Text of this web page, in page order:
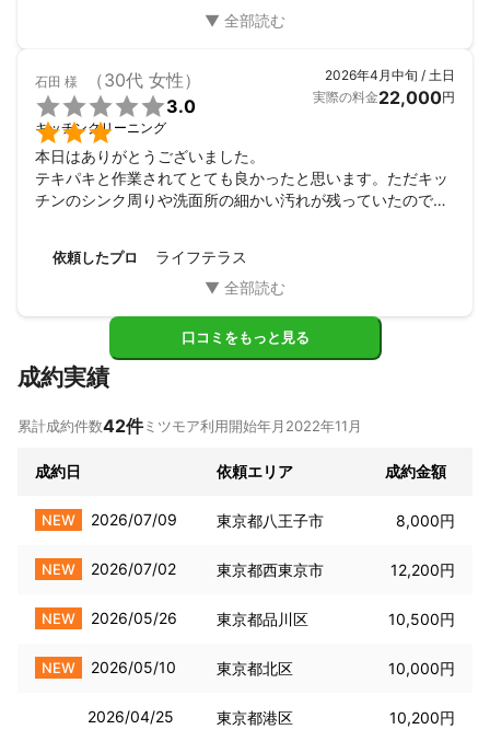
石田 様 （30代 女性）


3.0
キッチンクリーニング
2026年4月中旬 / 土日
実際の料金22,000円
本日はありがとうございました。
テキパキと作業されてとても良かったと思います。ただキッ
チンのシンク周りや洗面所の細かい汚れが残っていたので、
依頼したプロ ライフテラス
口コミをもっと見る
成約実績
累計成約件数42件ミツモア利用開始年月 2022年11月
成約日 依頼エリア 成約金額
NEW 2026/07/09 東京都八王子市 8,000円
NEW 2026/07/02 東京都西東京市 12,200円
NEW 2026/05/26 東京都品川区 10,500円
NEW 2026/05/10 東京都北区 10,000円
2026/04/25 東京都港区 10,200円